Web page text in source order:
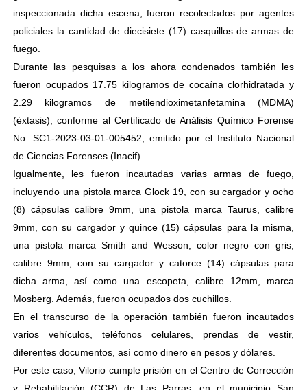
inspeccionada dicha escena, fueron recolectados por agentes
policiales la cantidad de diecisiete (17) casquillos de armas de
fuego.
Durante las pesquisas a los ahora condenados también les
fueron ocupados 17.75 kilogramos de cocaína clorhidratada y
2.29 kilogramos de metilendioximetanfetamina (MDMA)
(éxtasis), conforme al Certificado de Análisis Químico Forense
No. SC1-2023-03-01-005452, emitido por el Instituto Nacional
de Ciencias Forenses (Inacif).
Igualmente, les fueron incautadas varias armas de fuego,
incluyendo una pistola marca Glock 19, con su cargador y ocho
(8) cápsulas calibre 9mm, una pistola marca Taurus, calibre
9mm, con su cargador y quince (15) cápsulas para la misma,
una pistola marca Smith and Wesson, color negro con gris,
calibre 9mm, con su cargador y catorce (14) cápsulas para
dicha arma, así como una escopeta, calibre 12mm, marca
Mosberg. Además, fueron ocupados dos cuchillos.
En el transcurso de la operación también fueron incautados
varios vehículos, teléfonos celulares, prendas de vestir,
diferentes documentos, así como dinero en pesos y dólares.
Por este caso, Vilorio cumple prisión en el Centro de Corrección